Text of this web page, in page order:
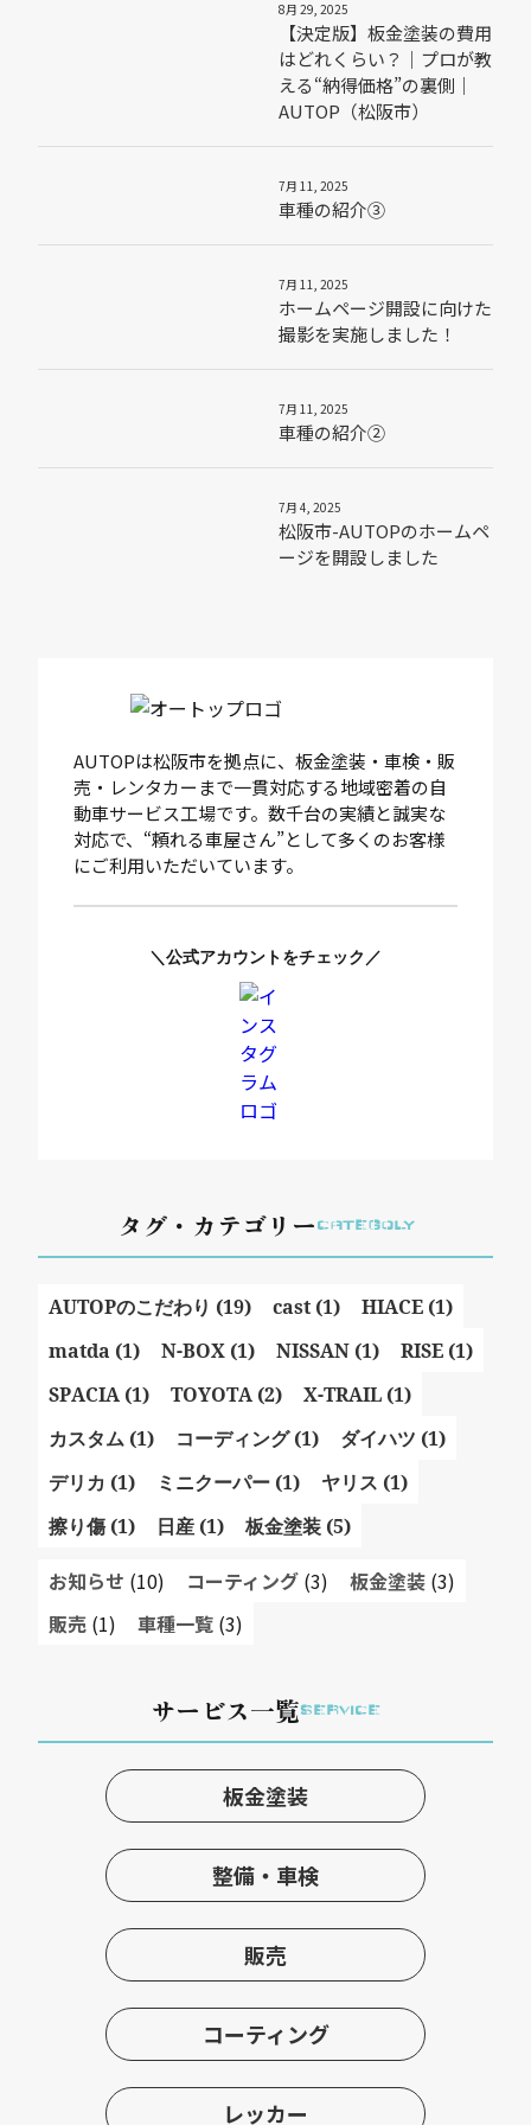
8月 29, 2025
【決定版】板金塗装の費用
はどれくらい？｜プロが教
える“納得価格”の裏側｜
AUTOP（松阪市）
7月 11, 2025
車種の紹介③
7月 11, 2025
ホームページ開設に向けた
撮影を実施しました！
7月 11, 2025
車種の紹介②
7月 4, 2025
松阪市-AUTOPのホームペ
ージを開設しました
AUTOPは松阪市を拠点に、板金塗装・車検・販
売・レンタカーまで一貫対応する地域密着の自
動車サービス工場です。数千台の実績と誠実な
対応で、“頼れる車屋さん”として多くのお客様
にご利用いただいています。
＼公式アカウントをチェック／
タグ・カテゴリー CATEGOLY
AUTOPのこだわり (19) cast (1)
HIACE (1)
matda (1)
N-BOX (1) NISSAN (1)
RISE (1)
SPACIA (1)
TOYOTA (2)
X-TRAIL (1)
カスタム (1)
コーディング (1)
ダイハツ (1)
デリカ (1)
ミニクーパー (1)
ヤリス (1)
擦り傷 (1)
日産 (1) 板金塗装 (5)
お知らせ (10) コーティング (3) 板金塗装 (3)
販売 (1) 車種一覧 (3)
サービス一覧SERVICE
板金塗装
整備・車検
販売
コーティング
レッカー